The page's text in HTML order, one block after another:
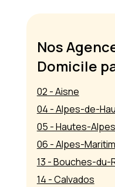
Nos
Domicile
02 - Aisne
04 - Alpes-de-
05 - Hautes-Alpes
06 - Alpes-
13 - Bouches-du-
14 - Calvados